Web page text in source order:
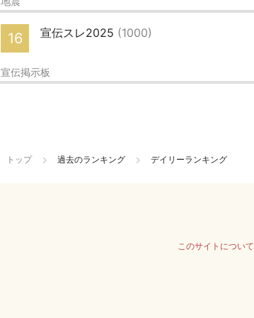
16 宣伝スレ2025 (1000)
宣伝掲示板
トップ 過去のランキング デイリーランキング
このサイトについて